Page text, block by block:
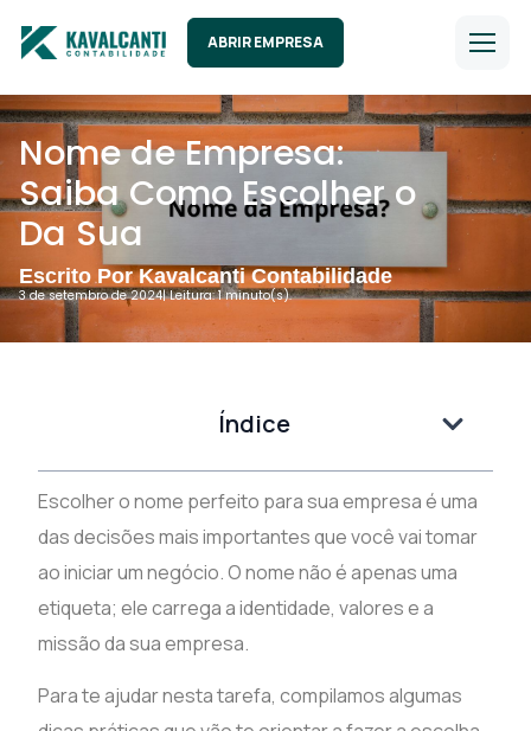
ABRIR EMPRESA
Nome de Empresa:
Saiba Como Escolher o
Da Sua
Escrito Por Kavalcanti Contabilidade
3 de setembro de 2024| Leitura: 1 minuto(s).
Índice
Escolher o nome perfeito para sua empresa é uma
das decisões mais importantes que você vai tomar
ao iniciar um negócio. O nome não é apenas uma
etiqueta; ele carrega a identidade, valores e a
missão da sua empresa.
Para te ajudar nesta tarefa, compilamos algumas